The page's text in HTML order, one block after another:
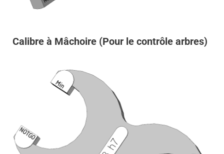
Calibre à Mâchoire (Pour le contrôle arbres)